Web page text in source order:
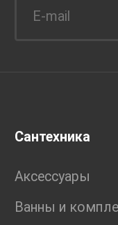
Сантехника
Аксессуары
Ванны и